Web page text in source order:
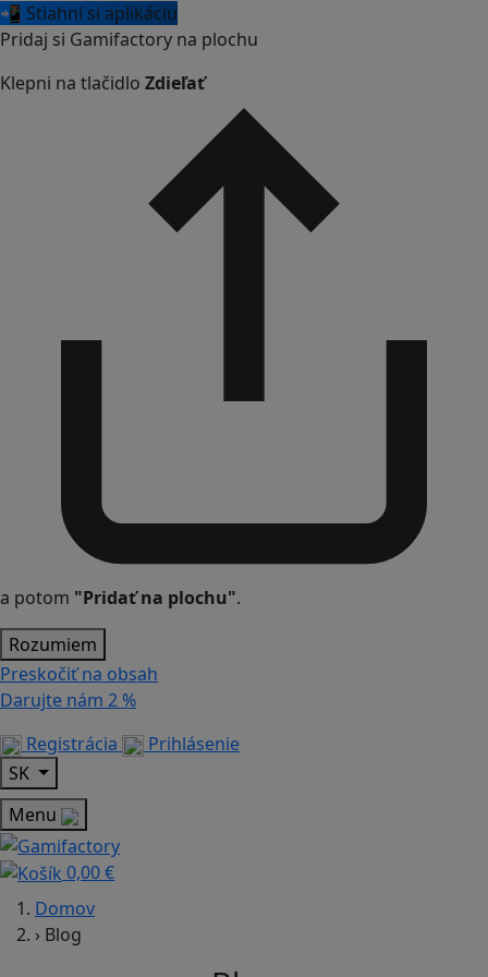
📲 Stiahni si aplikáciu
Pridaj si Gamifactory na plochu
Klepni na tlačidlo Zdieľať
a potom "Pridať na plochu".
Rozumiem
Preskočiť na obsah
Darujte nám 2 %
Registrácia
Prihlásenie
SK
Menu
0,00 €
Domov
› Blog